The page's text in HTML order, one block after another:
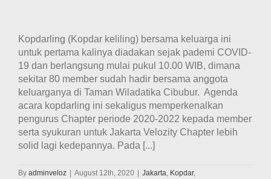
Kopdarling (Kopdar keliling) bersama keluarga ini
untuk pertama kalinya diadakan sejak pademi COVID-
19 dan berlangsung mulai pukul 10.00 WIB, dimana
sekitar 80 member sudah hadir bersama anggota
keluarganya di Taman Wiladatika Cibubur. Agenda
acara kopdarling ini sekaligus memperkenalkan
pengurus Chapter periode 2020-2022 kepada member
serta syukuran untuk Jakarta Velozity Chapter lebih
solid lagi kedepannya. Pada [...]
By adminveloz | August 12th, 2020 | Jakarta Kopdar,